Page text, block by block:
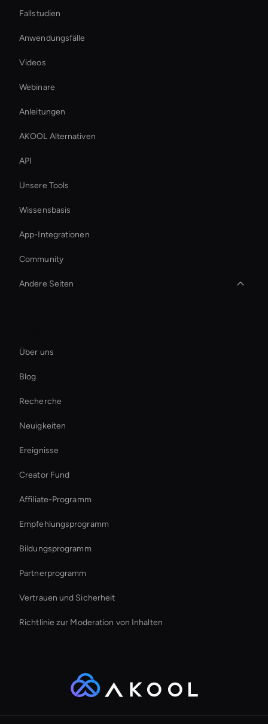
Fallstudien
Anwendungsfälle
Videos
Webinare
Anleitungen
AKOOL Alternativen
API
Unsere Tools
Wissensbasis
App-Integrationen
Community
Andere Seiten
Ai Avatar In Retail
3d Holographic Avatar
AI-Video-Meme-Generator
Digital Twin For Meetings
Interactive Product Demo Ai
Best Real-Time Ai Avatar Software
Über uns
Blog
Recherche
Neuigkeiten
Ereignisse
Creator Fund
Affiliate-Programm
Empfehlungsprogramm
Bildungsprogramm
Partnerprogramm
Vertrauen und Sicherheit
Richtlinie zur Moderation von Inhalten